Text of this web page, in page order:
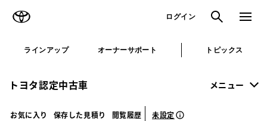
ログイン 検索 メニュ
ラインアップ オーナーサポート トピックス
トヨタ認定中古車 メニュー
お気に入り 保存した見積り 閲覧履歴 未設定